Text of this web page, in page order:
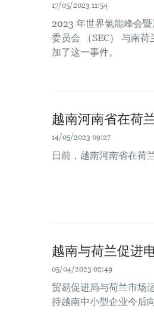
17/05/2023 11:54
2023 年世界氢能峰会
委员会 （SEC） 与南
加了这一事件。
越南河南省在荷
14/05/2023 09:27
日前，越南河南省在荷
越南与荷兰促进
05/04/2023 02:49
贸易促进局与荷兰市场
持越南中小型企业今后